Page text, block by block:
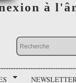
à
NEWSLETTER